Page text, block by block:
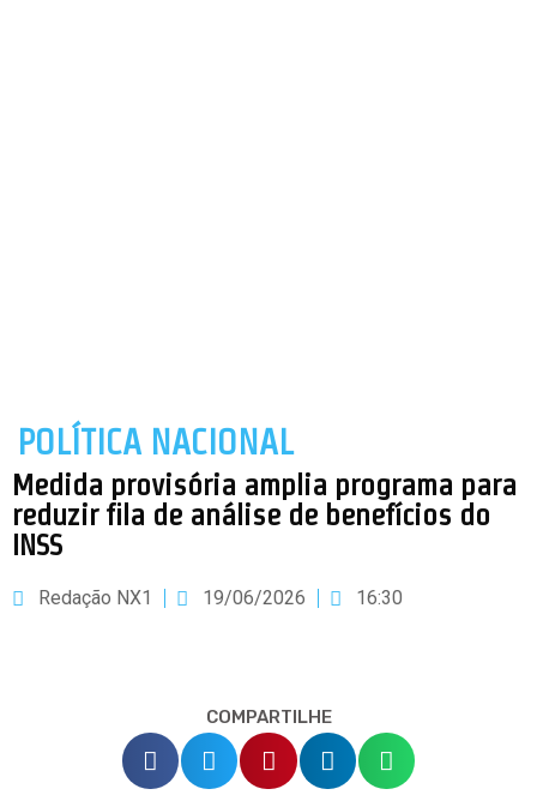
POLÍTICA NACIONAL
Medida provisória amplia programa para
reduzir fila de análise de benefícios do
INSS
Redação NX1 19/06/2026 16:30
COMPARTILHE